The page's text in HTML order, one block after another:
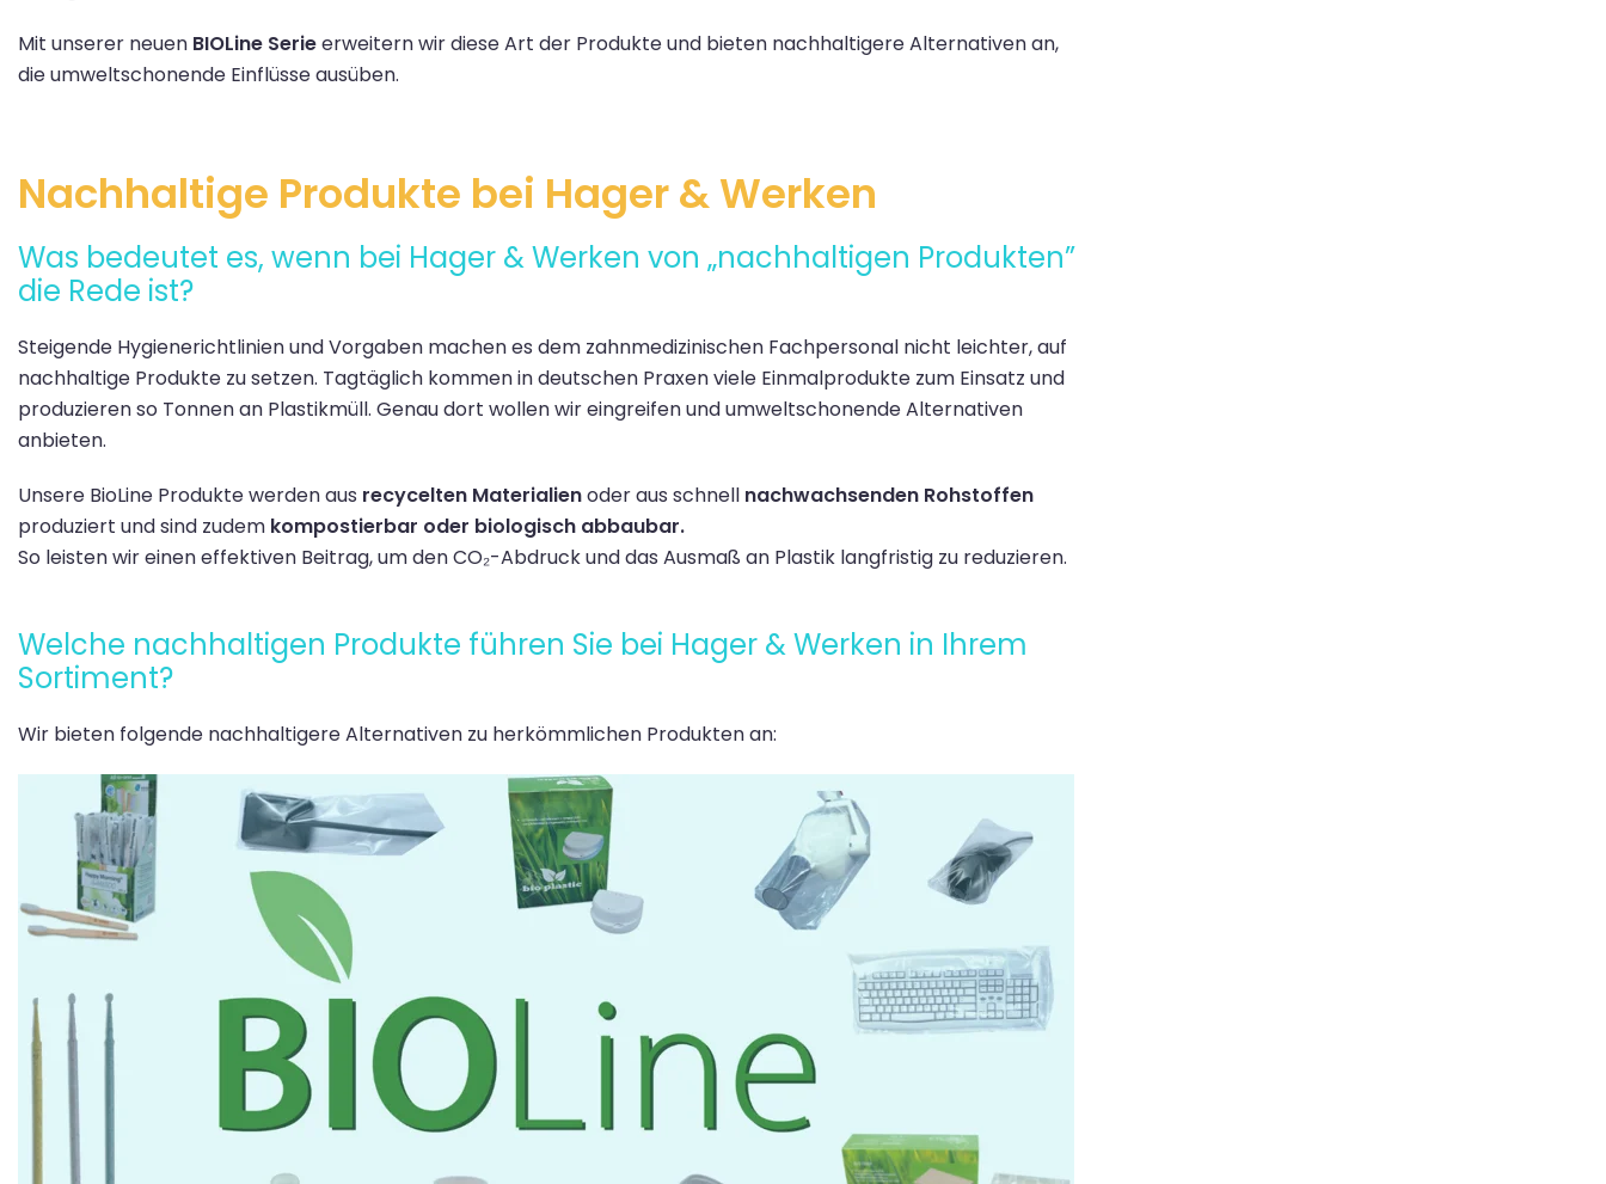
Mit unserer neuen BIOLine Serieerweitern wir diese Art der Produkte und bieten nachhaltigere Alternativen an,
die umweltschonende Einflüsse ausüben.
Nachhaltige Produkte bei Hager & Werken
Was bedeutet es, wenn bei Hager & Werken von „nachhaltigen Produkten”
die Rede ist?
Steigende Hygienerichtlinien und Vorgaben machen es dem zahnmedizinischen Fachpersonal nicht leichter, auf
nachhaltige Produkte zu setzen. Tagtäglich kommen in deutschen Praxen viele Einmalprodukte zum Einsatz und
produzieren so Tonnen an Plastikmüll. Genau dort wollen wir eingreifen und umweltschonende Alternativen
anbieten.
Unsere BioLine Produkte werden aus recycelten Materialienoder aus schnell nachwachsenden Rohstoffen
produziert und sind zudem kompostierbar oder biologisch abbaubar.
So leisten wir einen effektiven Beitrag, um den CO₂-Abdruck und das Ausmaß an Plastik langfristig zu reduzieren.
Welche nachhaltigen Produkte führen Sie bei Hager & Werken in Ihrem
Sortiment?
Wir bieten folgende nachhaltigere Alternativen zu herkömmlichen Produkten an: